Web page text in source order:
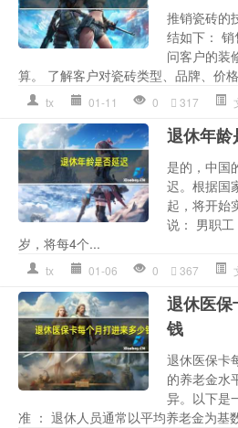
推销瓷砖的
结如下：
问客户的装
算。 了解客户对瓷砖类型、品牌、价
tx 01-11 0 317
退休年
是的，中国
迟。根据国
起，将开始
说： 男职
岁，将每4个...
tx 01-06 0 367
退休医
钱
退休医保卡
的养老金水
异。以下是
准 ： 退休人员通常以平均养老金为基